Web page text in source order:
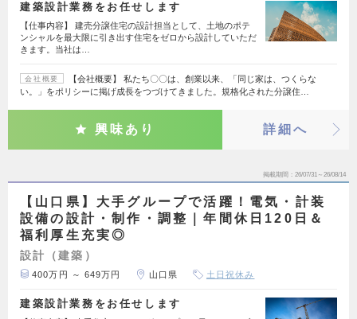
建築設計業務をお任せします
【仕事内容】 建売分譲住宅の設計担当として、土地のポテ
ンシャルを最大限に引き出す住宅をゼロから設計していただ
きます。当社は…
会社概要
【会社概要】 私たち〇〇は、創業以来、「同じ家は、つくらな
い。」をポリシーに掲げ成長をつづけてきました。規格化された分譲住…
興味あり 詳細へ
掲載期間 26/07/31～26/08/14
【山口県】大手グループで活躍！電気・計装
設備の設計・制作・調整｜年間休日120日＆
福利厚生充実◎
設計（建築）
400万円 ～ 649万円 山口県 土日祝休み
建築設計業務をお任せします